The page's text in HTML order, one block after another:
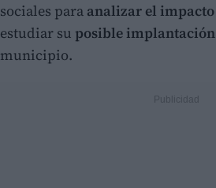
sociales para analizar el impacto
estudiar su posible implantación
municipio.